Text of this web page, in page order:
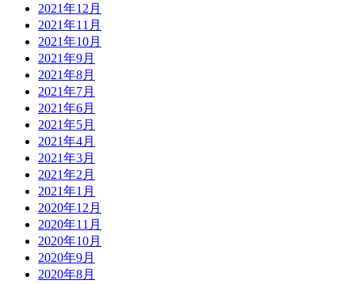
2021年12月
2021年11月
2021年10月
2021年9月
2021年8月
2021年7月
2021年6月
2021年5月
2021年4月
2021年3月
2021年2月
2021年1月
2020年12月
2020年11月
2020年10月
2020年9月
2020年8月